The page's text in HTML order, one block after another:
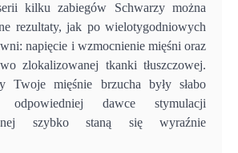
kilku zabiegów Schwarzy można
rezultaty, jak po wielotygodniowych
napięcie i wzmocnienie mięśni oraz
zlokalizowanej tkanki tłuszczowej.
Twoje mięśnie brzucha były słabo
dawce stymulacji
szybko staną się wyraźnie